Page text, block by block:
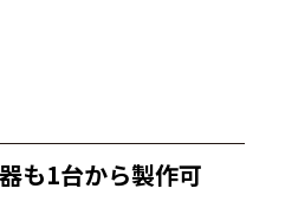
も1台から製作可